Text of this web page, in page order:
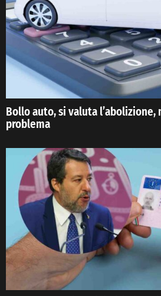
Bollo auto, si valuta l’abolizione,
problema